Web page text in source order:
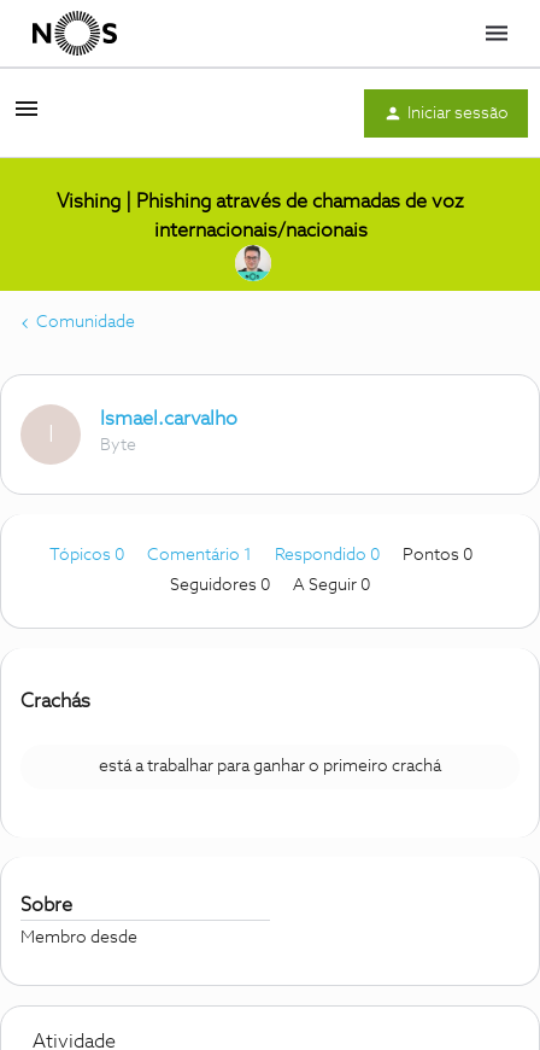
Menu
Iniciar sessão
Vishing | Phishing através de chamadas de voz
internacionais/nacionais
Comunidade
Ismael.carvalho
Byte
Tópicos 0 Comentário 1 Respondido 0
Pontos 0
Seguidores 0 A Seguir 0
Crachás
está a trabalhar para ganhar o primeiro crachá
Sobre
Membro desde
Atividade